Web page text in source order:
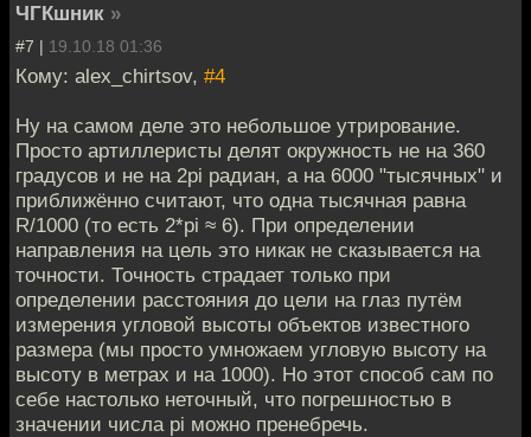
ЧГКшник »
#7 | 19.10.18 01:36
Кому: alex_chirtsov, #4
Ну на самом деле это небольшое утрирование.
Просто артиллеристы делят окружность не на 360
градусов и не на 2pi радиан, а на 6000 "тысячных" и
приближённо считают, что одна тысячная равна
R/1000 (то есть 2*pi ≈ 6). При определении
направления на цель это никак не сказывается на
точности. Точность страдает только при
определении расстояния до цели на глаз путём
измерения угловой высоты объектов известного
размера (мы просто умножаем угловую высоту на
высоту в метрах и на 1000). Но этот способ сам по
себе настолько неточный, что погрешностью в
значении числа pi можно пренебречь.